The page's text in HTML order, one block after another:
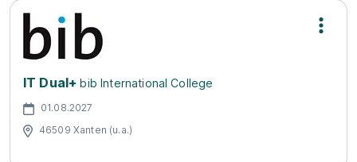
IT Dual+ bib International College
01.08.2027
46509 Xanten (u.a.)